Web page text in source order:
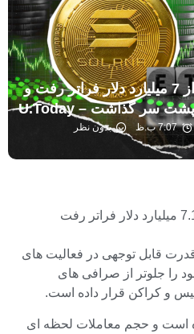
حجم تراکنش های سولانا از 7 میلیارد دلار فراتر رفت و
7:07 ب.ظ
بدون نظر
قابل توجهی در فعالیت های
را جلوتر از صرافی های
و کراکن قرار داده است.
است و حجم معاملات لحظه ای